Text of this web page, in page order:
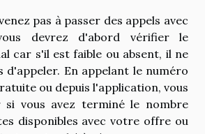
pas à passer des appels avec
devrez d'abord vérifier le
car s'il est faible ou absent, il ne
d'appeler. En appelant le numéro
ou depuis l'application, vous
si vous avez terminé le nombre
disponibles avec votre offre ou